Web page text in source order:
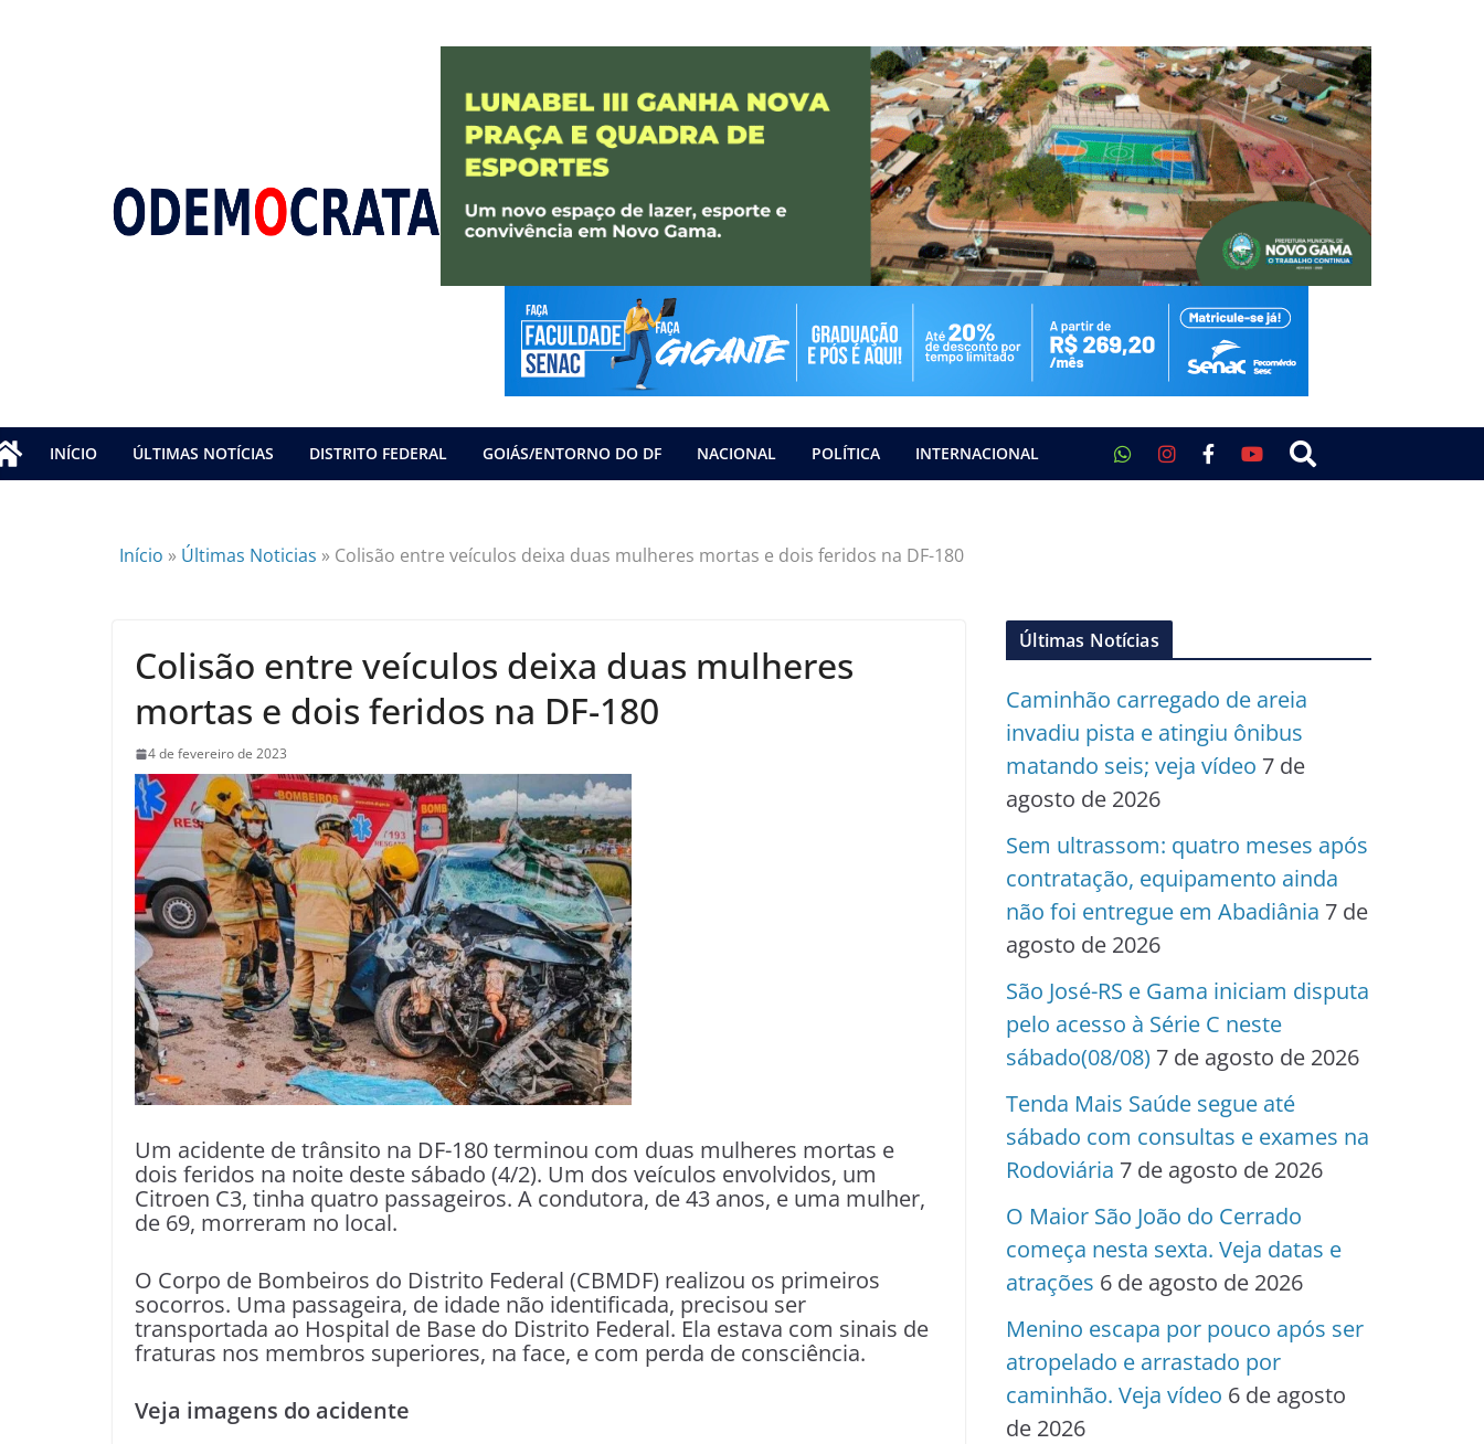
INÍCIO ÚLTIMAS NOTÍCIAS DISTRITO FEDERAL GOIÁS/ENTORNO DO DF NACIONAL POLÍTICA INTERNACIONAL
Início » Últimas Noticias » Colisão entre veículos deixa duas mulheres mortas e dois feridos na DF-180
Colisão entre veículos deixa duas mulheres
mortas e dois feridos na DF-180
4 de fevereiro de 2023
Um acidente de trânsito na DF-180 terminou com duas mulheres mortas e
dois feridos na noite deste sábado (4/2). Um dos veículos envolvidos, um
Citroen C3, tinha quatro passageiros. A condutora, de 43 anos, e uma mulher,
de 69, morreram no local.
O Corpo de Bombeiros do Distrito Federal (CBMDF) realizou os primeiros
socorros. Uma passageira, de idade não identificada, precisou ser
transportada ao Hospital de Base do Distrito Federal. Ela estava com sinais de
fraturas nos membros superiores, na face, e com perda de consciência.
Veja imagens do acidente
Últimas Notícias
Caminhão carregado de areia
invadiu pista e atingiu ônibus
matando seis; veja vídeo 7 de
agosto de 2026
Sem ultrassom: quatro meses após
contratação, equipamento ainda
não foi entregue em Abadiânia 7 de
agosto de 2026
São José-RS e Gama iniciam disputa
pelo acesso à Série C neste
sábado(08/08) 7 de agosto de 2026
Tenda Mais Saúde segue até
sábado com consultas e exames na
Rodoviária 7 de agosto de 2026
O Maior São João do Cerrado
começa nesta sexta. Veja datas e
atrações 6 de agosto de 2026
Menino escapa por pouco após ser
atropelado e arrastado por
caminhão. Veja vídeo 6 de agosto
de 2026